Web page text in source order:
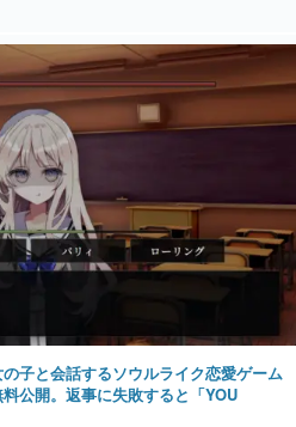
子と会話するソウルライク恋愛ゲーム
公開。返事に失敗すると「YOU